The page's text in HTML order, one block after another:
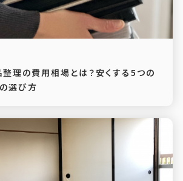
整理の費用相場とは？安くする5つの
選び方